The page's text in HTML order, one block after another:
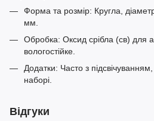
Форма та розмір: Кругла,
мм.
Обробка: Оксид срібла (св) для
вологостійке.
Додатки: Часто з
наборі.
Відгуки